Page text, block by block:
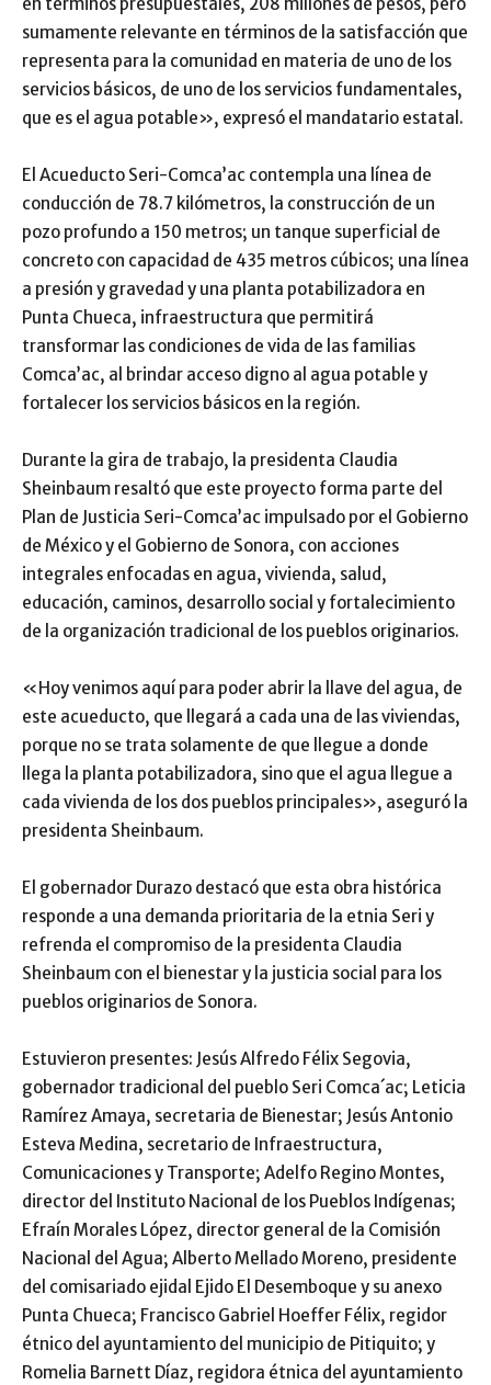
en términos presupuestales, 208 millones de pesos, pero
sumamente relevante en términos de la satisfacción que
representa para la comunidad en materia de uno de los
servicios básicos, de uno de los servicios fundamentales,
que es el agua potable», expresó el mandatario estatal.
El Acueducto Seri-Comca’ac contempla una línea de
conducción de 78.7 kilómetros, la construcción de un
pozo profundo a 150 metros; un tanque superficial de
concreto con capacidad de 435 metros cúbicos; una línea
a presión y gravedad y una planta potabilizadora en
Punta Chueca, infraestructura que permitirá
transformar las condiciones de vida de las familias
Comca’ac, al brindar acceso digno al agua potable y
fortalecer los servicios básicos en la región.
Durante la gira de trabajo, la presidenta Claudia
Sheinbaum resaltó que este proyecto forma parte del
Plan de Justicia Seri-Comca’ac impulsado por el Gobierno
de México y el Gobierno de Sonora, con acciones
integrales enfocadas en agua, vivienda, salud,
educación, caminos, desarrollo social y fortalecimiento
de la organización tradicional de los pueblos originarios.
«Hoy venimos aquí para poder abrir la llave del agua, de
este acueducto, que llegará a cada una de las viviendas,
porque no se trata solamente de que llegue a donde
llega la planta potabilizadora, sino que el agua llegue a
cada vivienda de los dos pueblos principales», aseguró la
presidenta Sheinbaum.
El gobernador Durazo destacó que esta obra histórica
responde a una demanda prioritaria de la etnia Seri y
refrenda el compromiso de la presidenta Claudia
Sheinbaum con el bienestar y la justicia social para los
pueblos originarios de Sonora.
Estuvieron presentes: Jesús Alfredo Félix Segovia,
gobernador tradicional del pueblo Seri Comca´ac; Leticia
Ramírez Amaya, secretaria de Bienestar; Jesús Antonio
Esteva Medina, secretario de Infraestructura,
Comunicaciones y Transporte; Adelfo Regino Montes,
director del Instituto Nacional de los Pueblos Indígenas;
Efraín Morales López, director general de la Comisión
Nacional del Agua; Alberto Mellado Moreno, presidente
del comisariado ejidal Ejido El Desemboque y su anexo
Punta Chueca; Francisco Gabriel Hoeffer Félix, regidor
étnico del ayuntamiento del municipio de Pitiquito; y
Romelia Barnett Díaz, regidora étnica del ayuntamiento